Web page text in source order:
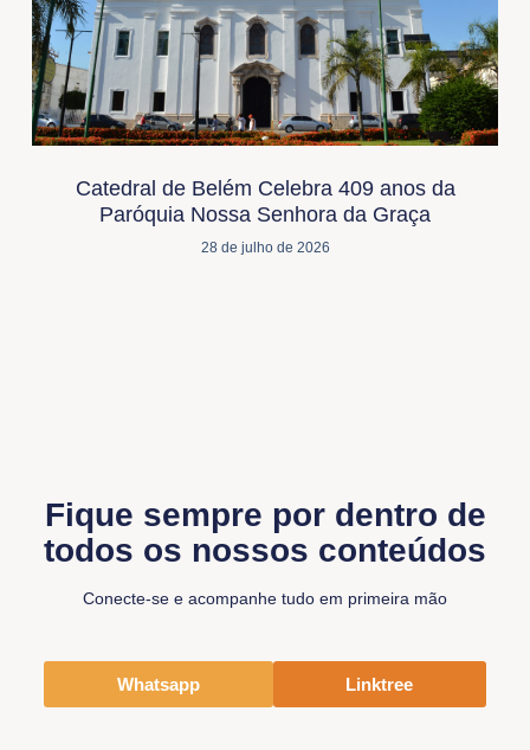
Catedral de Belém Celebra 409 anos da
Paróquia Nossa Senhora da Graça
28 de julho de 2026
Fique sempre por dentro de
todos os nossos conteúdos
Conecte-se e acompanhe tudo em primeira mão
Whatsapp Linktree